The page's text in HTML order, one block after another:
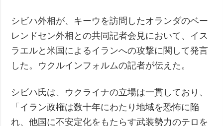
シビハ外相が、キーウを訪問したオランダのベー
レンドセン外相との共同記者会見において、イス
ラエルと米国によるイランへの攻撃に関して発言
した。ウクルインフォルムの記者が伝えた。
シビハ氏は、ウクライナの立場は一貫しており、
「イラン政権は数十年にわたり地域を恐怖に陥
れ、他国に不安定化をもたらす武装勢力のテロを